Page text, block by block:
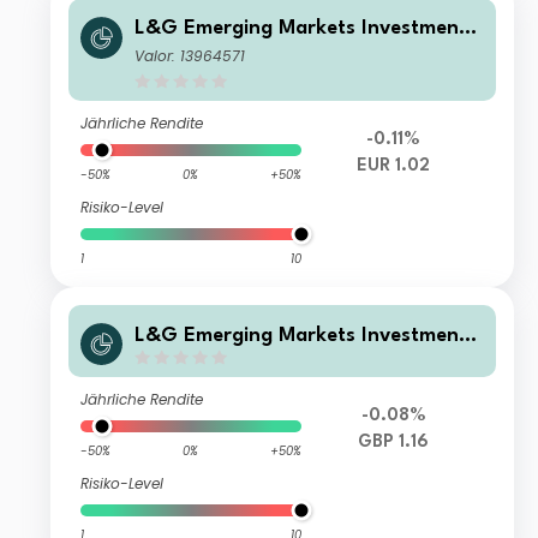
L&G Emerging Markets Investment
Grade Hard Currency Corporate Bo
Valor: 13964571
Jährliche Rendite
-50% 0% +50%
Risiko-Level
1 10
-0.11%
EUR 1.02
L&G Emerging Markets Investment
nd Fund Z GBP Hedged Acc
Jährliche Rendite
-50% 0% +50%
Risiko-Level
-0.08%
GBP 1.16